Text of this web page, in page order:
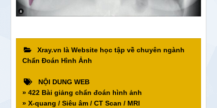
Xray.vn là Website học tập về chuyên ngành
Chẩn Đoán Hình Ảnh
NỘI DUNG WEB
» 422 Bài giảng chẩn đoán hình ảnh
» X-quang / Siêu âm / CT Scan / MRI